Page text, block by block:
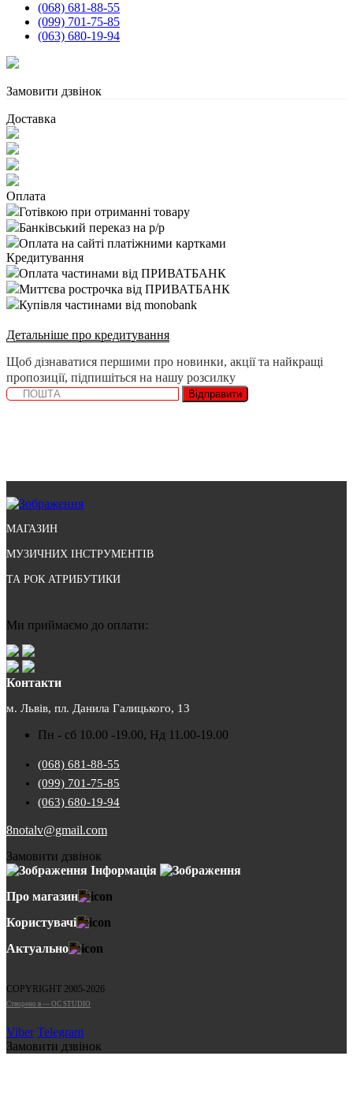
(068) 681-88-55
(099) 701-75-85
(063) 680-19-94
Замовити дзвінок
Доставка
Оплата
Готівкою при отриманні товару
Банківський переказ на р/р
Оплата на сайті платіжними картками
Кредитування
Оплата частинами від ПРИВАТБАНК
Миттєва рострочка від ПРИВАТБАНК
Купівля частинами від monobank
Детальніше про кредитування
Щоб дізнаватися першими про новинки, акції та найкращі
пропозиції, підпишіться на нашу розсилку
Відправити
МАГАЗИН
МУЗИЧНИХ ІНСТРУМЕНТІВ
ТА РОК АТРИБУТИКИ
Ми приймаємо до оплати:
Контакти
м. Львів, пл. Данила Галицького, 13
Пн - сб 10.00 -19.00, Нд 11.00-19.00
(068) 681-88-55
(099) 701-75-85
(063) 680-19-94
8notalv@gmail.com
Замовити дзвінок
Інформація
Про магазин
Користувачі
Актуально
COPYRIGHT 2005-2026
Cтворено в — OC STUDIO
Viber Telegram
Замовити дзвінок